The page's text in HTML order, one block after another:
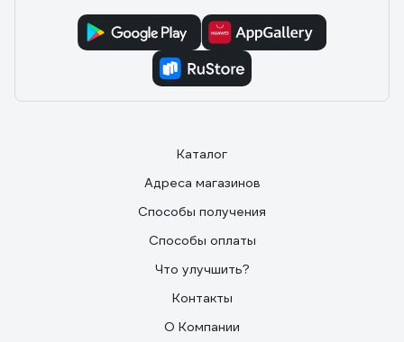
Каталог
Адреса магазинов
Способы получения
Способы оплаты
Что улучшить?
Контакты
О Компании